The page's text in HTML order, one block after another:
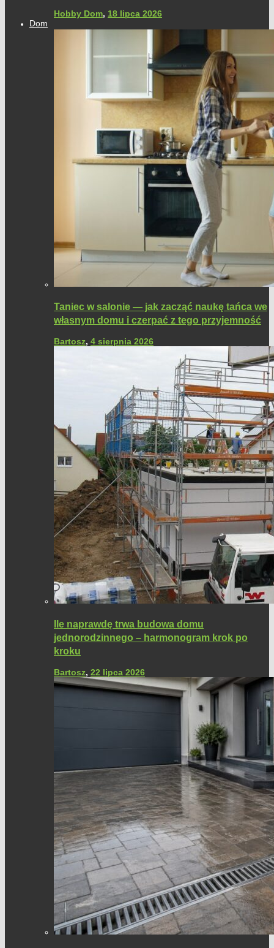
Hobby Dom, 18 lipca 2026
Dom
Taniec w salonie — jak zacząć naukę tańca we
własnym domu i czerpać z tego przyjemność
Bartosz, 4 sierpnia 2026
Ile naprawdę trwa budowa domu
jednorodzinnego – harmonogram krok po
kroku
Bartosz, 22 lipca 2026